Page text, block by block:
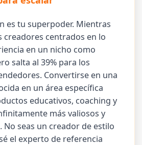
es tu superpoder. Mientras
creadores centrados en lo
en un nicho como
salta al 39% para los
Convertirse en una
en un área específica
educativos, coaching y
más valiosos y
No seas un creador de estilo
el experto de referencia